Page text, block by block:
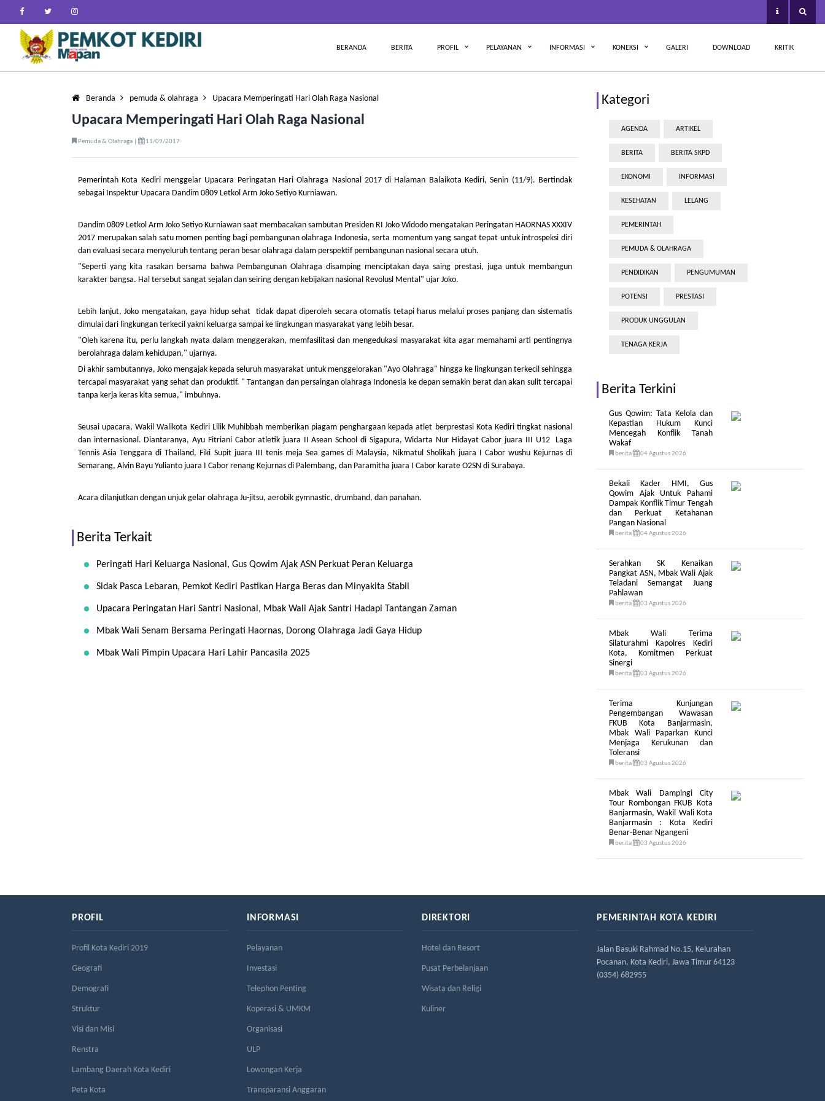
BERANDA BERITA PROFIL PELAYANAN INFORMASI KONEKSI GALERI DOWNLOAD KRITIK
Beranda pemuda & olahraga Upacara Memperingati Hari Olah Raga Nasional
Upacara Memperingati Hari Olah Raga Nasional
Pemuda & Olahraga | 11/09/2017
Pemerintah Kota Kediri menggelar Upacara Peringatan Hari Olahraga Nasional 2017 di Halaman Balaikota Kediri, Senin (11/9). Bertindak
sebagai Inspektur Upacara Dandim 0809 Letkol Arm Joko Setiyo Kurniawan.
Dandim 0809 Letkol Arm Joko Setiyo Kurniawan saat membacakan sambutan Presiden RI Joko Widodo mengatakan Peringatan HAORNAS XXXIV
2017 merupakan salah satu momen penting bagi pembangunan olahraga Indonesia, serta momentum yang sangat tepat untuk introspeksi diri
dan evaluasi secara menyeluruh tentang peran besar olahraga dalam perspektif pembangunan nasional secara utuh.
"Seperti yang kita rasakan bersama bahwa Pembangunan Olahraga disamping menciptakan daya saing prestasi, juga untuk membangun
karakter bangsa. Hal tersebut sangat sejalan dan seiring dengan kebijakan nasional Revolusl Mental" ujar Joko.
Lebih lanjut, Joko mengatakan, gaya hidup sehat tidak dapat diperoleh secara otomatis tetapi harus melalui proses panjang dan sistematis
dimulai dari lingkungan terkecil yakni keluarga sampai ke lingkungan masyarakat yang lebih besar.
"Oleh karena itu, perlu langkah nyata dalam menggerakan, memfasilitasi dan mengedukasi masyarakat kita agar memahami arti pentingnya
berolahraga dalam kehidupan," ujarnya.
Di akhir sambutannya, Joko mengajak kepada seluruh masyarakat untuk menggelorakan "Ayo Olahraga" hingga ke lingkungan terkecil sehingga
tercapai masyarakat yang sehat dan produktif. " Tantangan dan persaingan olahraga Indonesia ke depan semakin berat dan akan sulit tercapai
tanpa kerja keras kita semua," imbuhnya.
Seusai upacara, Wakil Walikota Kediri Lilik Muhibbah memberikan piagam penghargaan kepada atlet berprestasi Kota Kediri tingkat nasional
dan internasional. Diantaranya, Ayu Fitriani Cabor atletik juara II Asean School di Sigapura, Widarta Nur Hidayat Cabor juara III U12 Laga
Tennis Asia Tenggara di Thailand, Fiki Supit juara III tenis meja Sea games di Malaysia, Nikmatul Sholikah juara I Cabor wushu Kejurnas di
Semarang, Alvin Bayu Yulianto juara I Cabor renang Kejurnas di Palembang, dan Paramitha juara I Cabor karate O2SN di Surabaya.
Acara dilanjutkan dengan unjuk gelar olahraga Ju-jitsu, aerobik gymnastic, drumband, dan panahan.
Berita Terkait
Peringati Hari Keluarga Nasional, Gus Qowim Ajak ASN Perkuat Peran Keluarga
Sidak Pasca Lebaran, Pemkot Kediri Pastikan Harga Beras dan Minyakita Stabil
Upacara Peringatan Hari Santri Nasional, Mbak Wali Ajak Santri Hadapi Tantangan Zaman
Mbak Wali Senam Bersama Peringati Haornas, Dorong Olahraga Jadi Gaya Hidup
Mbak Wali Pimpin Upacara Hari Lahir Pancasila 2025
Kategori
AGENDA ARTIKEL
BERITA BERITA SKPD
EKONOMI INFORMASI
KESEHATAN LELANG
PEMERINTAH
PEMUDA & OLAHRAGA
PENDIDIKAN PENGUMUMAN
POTENSI PRESTASI
PRODUK UNGGULAN
TENAGA KERJA
Berita Terkini
Gus Qowim: Tata Kelola dan
Kepastian Hukum Kunci
Mencegah Konflik Tanah
Wakaf
berita 04 Agustus 2026
Bekali Kader HMI, Gus
Qowim Ajak Untuk Pahami
Dampak Konflik Timur Tengah
dan Perkuat Ketahanan
Pangan Nasional
berita 04 Agustus 2026
Serahkan SK Kenaikan
Pangkat ASN, Mbak Wali Ajak
Teladani Semangat Juang
Pahlawan
berita 03 Agustus 2026
Mbak Wali Terima
Silaturahmi Kapolres Kediri
Kota, Komitmen Perkuat
Sinergi
berita 03 Agustus 2026
Terima Kunjungan
Pengembangan Wawasan
FKUB Kota Banjarmasin,
Mbak Wali Paparkan Kunci
Menjaga Kerukunan dan
Toleransi
berita 03 Agustus 2026
Mbak Wali Dampingi City
Tour Rombongan FKUB Kota
Banjarmasin, Wakil Wali Kota
Banjarmasin : Kota Kediri
Benar-Benar Ngangeni
berita 03 Agustus 2026
PROFIL
Profil Kota Kediri 2019
Geografi
Demografi
Struktur
Visi dan Misi
Renstra
Lambang Daerah Kota Kediri
Peta Kota
INFORMASI
Pelayanan
Investasi
Telephon Penting
Koperasi & UMKM
Organisasi
ULP
Lowongan Kerja
Transparansi Anggaran
DIREKTORI
Hotel dan Resort
Pusat Perbelanjaan
Wisata dan Religi
Kuliner
PEMERINTAH KOTA KEDIRI
Jalan Basuki Rahmad No.15, Kelurahan
Pocanan, Kota Kediri, Jawa Timur 64123
(0354) 682955